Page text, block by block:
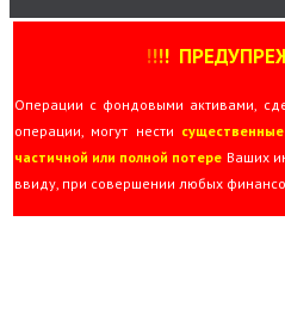
!!!!
Операции с фондовыми активами,
операции, могут нести
частичной или полной потере Ваших
ввиду, при совершении любых